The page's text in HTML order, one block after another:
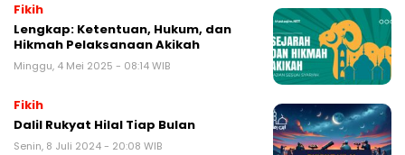
Fikih
Lengkap: Ketentuan, Hukum, dan
Hikmah Pelaksanaan Akikah
Minggu, 4 Mei 2025 - 08:14 WIB
Fikih
Dalil Rukyat Hilal Tiap Bulan
Senin, 8 Juli 2024 - 20:08 WIB